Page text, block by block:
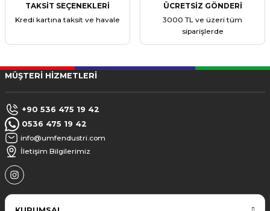
TAKSİT SEÇENEKLERİ
Kredi kartına taksit ve havale
ÜCRETSİZ GÖNDERİ
3000 TL ve üzeri tüm
siparişlerde
MÜŞTERİ HİZMETLERİ
+90 536 475 19 42
0536 475 19 42
info@umfendustri.com
İletişim Bilgilerimiz